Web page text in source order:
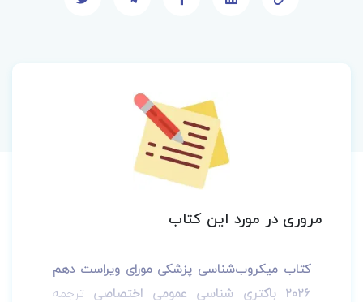
مروری در مورد این کتاب
کتاب میکروب‌شناسی پزشکی مورای ویراست دهم
2026 باکتری شناسی عمومی اختصاصی
ترجمه